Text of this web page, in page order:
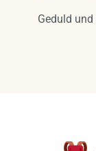
Geduld